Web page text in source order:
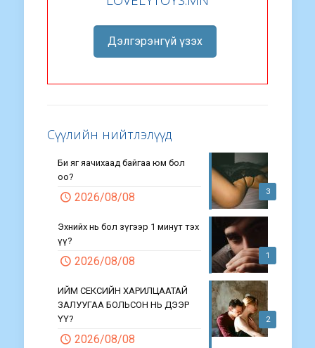
Дэлгэрэнгүй үзэх
Сүүлийн нийтлэлүүд
3
Би яг яачихаад байгаа юм бол
оо?
2026/08/08
1
Эхнийх нь бол зүгээр 1 минут тэх
үү?
2026/08/08
2
ИЙМ СЕКСИЙН ХАРИЛЦААТАЙ
ЗАЛУУГАА БОЛЬСОН НЬ ДЭЭР
ҮҮ?
2026/08/08